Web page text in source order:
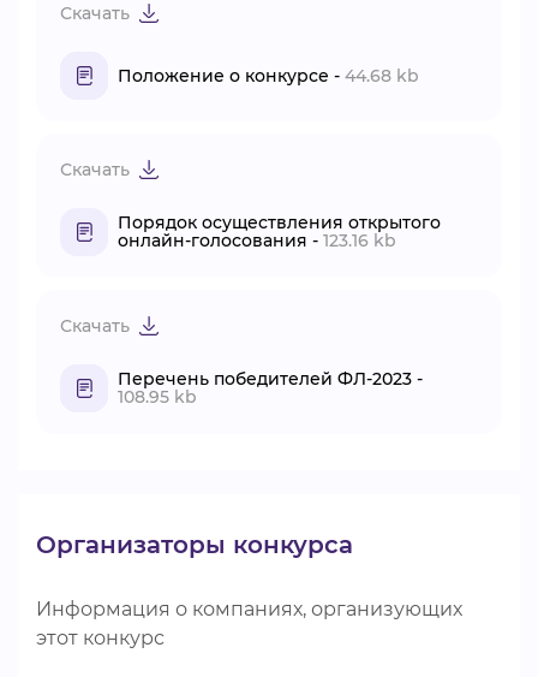
Положение о конкурсе - 44.68 kb
Скачать
Порядок осуществления открытого
онлайн-голосования - 123.16 kb
Скачать
Перечень победителей ФЛ-2023 -
108.95 kb
Скачать
Организаторы конкурса
Информация о компаниях, организующих
этот конкурс